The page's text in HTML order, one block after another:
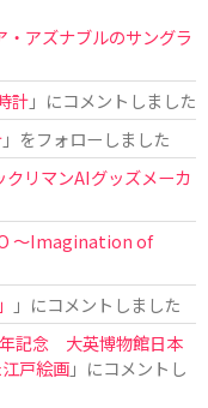
アズナブルのサングラ
計」にコメントしました
」をフォローしました
リマンAIグッズメーカ
〜Imagination of
」にコメントしました
記念 大英博物館日本
戸絵画」にコメントし